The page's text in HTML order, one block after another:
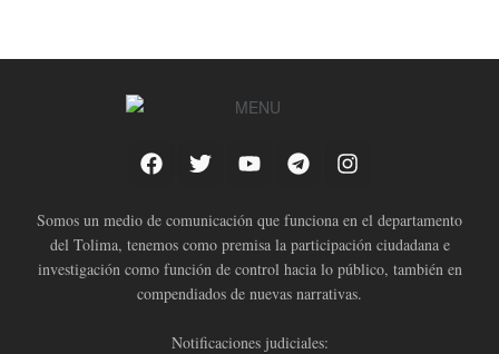
Somos un medio de comunicación que funciona en el departamento
del Tolima, tenemos como premisa la participación ciudadana e
investigación como función de control hacia lo público, también en
compendiados de nuevas narrativas.
Notificaciones judiciales: